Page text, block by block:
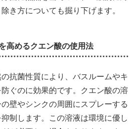
き方についても掘り下げます。
高めるクエン酸の使用法
抗菌性質により、バスルームやキ
ぐのに効果的です。クエン酸の溶
壁やシンクの周囲にスプレーする
制します。この溶液は環境に優し